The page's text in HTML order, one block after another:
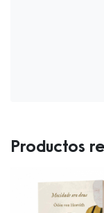
Productos